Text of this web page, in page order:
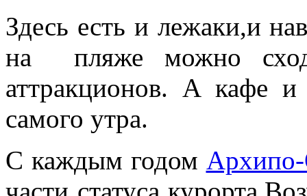
Здесь есть и лежаки,и
на пляже можно
аттракционов. А кафе и
самого утра.
С каждым годом